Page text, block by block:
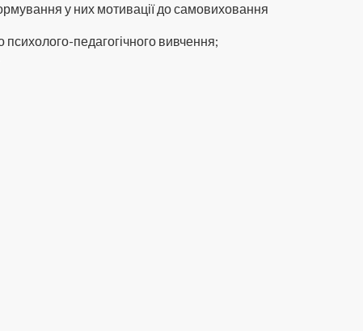
у них мотивації до самовиховання
психолого-педагогічного вивчення;